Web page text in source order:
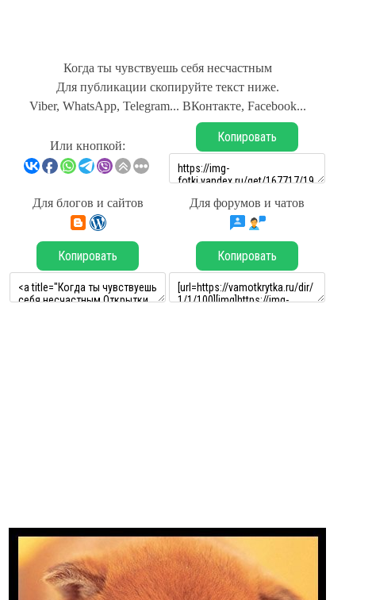
Когда ты чувствуешь себя несчастным
Для публикации скопируйте текст ниже.
Viber, WhatsApp, Telegram... ВКонтакте, Facebook...
Или кнопкой:
Копировать
Для блогов и сайтов Для форумов и чатов
Копировать Копировать